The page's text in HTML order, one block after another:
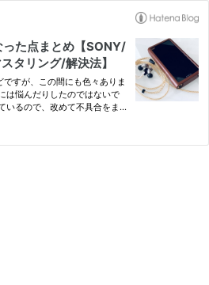
た点まとめ【SONY/
タリング/解決法】
すが、この間にも色々ありま
は悩んだりしたのではないで
いるので、改めて不具合をま
リープ復帰問題 DSDリマスタ